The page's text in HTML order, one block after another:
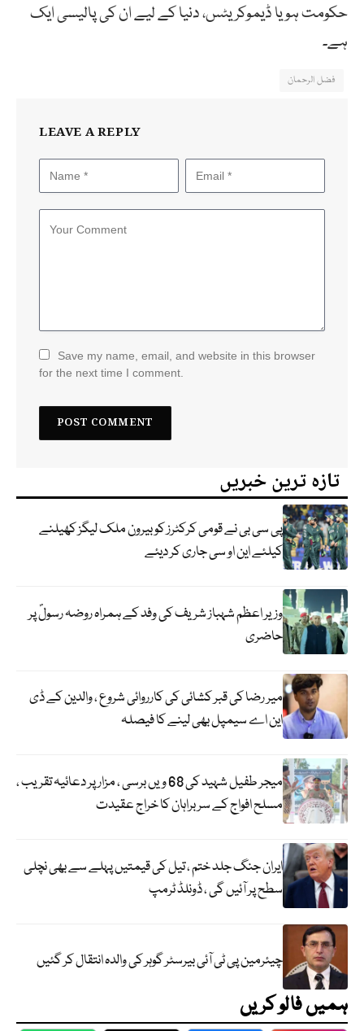
حکومت ہویا ڈیموکریٹس، دنیا کے لیے ان کی پالیسی ایک
ہے۔
فضل الرحمان
LEAVE A REPLY
Save my name, email, and website in this browser
for the next time I comment.
تازہ ترین خبریں
پی سی بی نے قومی کرکٹرز کو بیرون ملک لیگز کھیلنے
کیلئے این او سی جاری کر دیئے
وزیر اعظم شہباز شریف کی وفد کے ہمراہ روضہ رسولؐ پر
حاضری
میر رضا کی قبر کشائی کی کارروائی شروع ، والدین کے ڈی
این اے سیمپل بھی لینے کا فیصلہ
میجر طفیل شہید کی 68 ویں برسی ، مزار پر دعائیہ تقریب ،
مسلح افواج کے سربراہان کا خراج عقیدت
ایران جنگ جلد ختم ، تیل کی قیمتیں پہلے سے بھی نچلی
سطح پر آئیں گی ، ڈونلڈ ٹرمپ
چیئرمین پی ٹی آئی بیرسٹر گوہر کی والدہ انتقال کر گئیں
ہمیں فالو کریں